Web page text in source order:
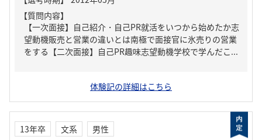
【質問内容】
【一次面接】自己紹介・自己PR就活をいつから始めたか志
望動機販売と営業の違いとは南極で面接官に氷売りの営業
をする【二次面接】自己PR趣味志望動機学校で学んだこ...
体験記の詳細はこちら
13年卒 文系
男性